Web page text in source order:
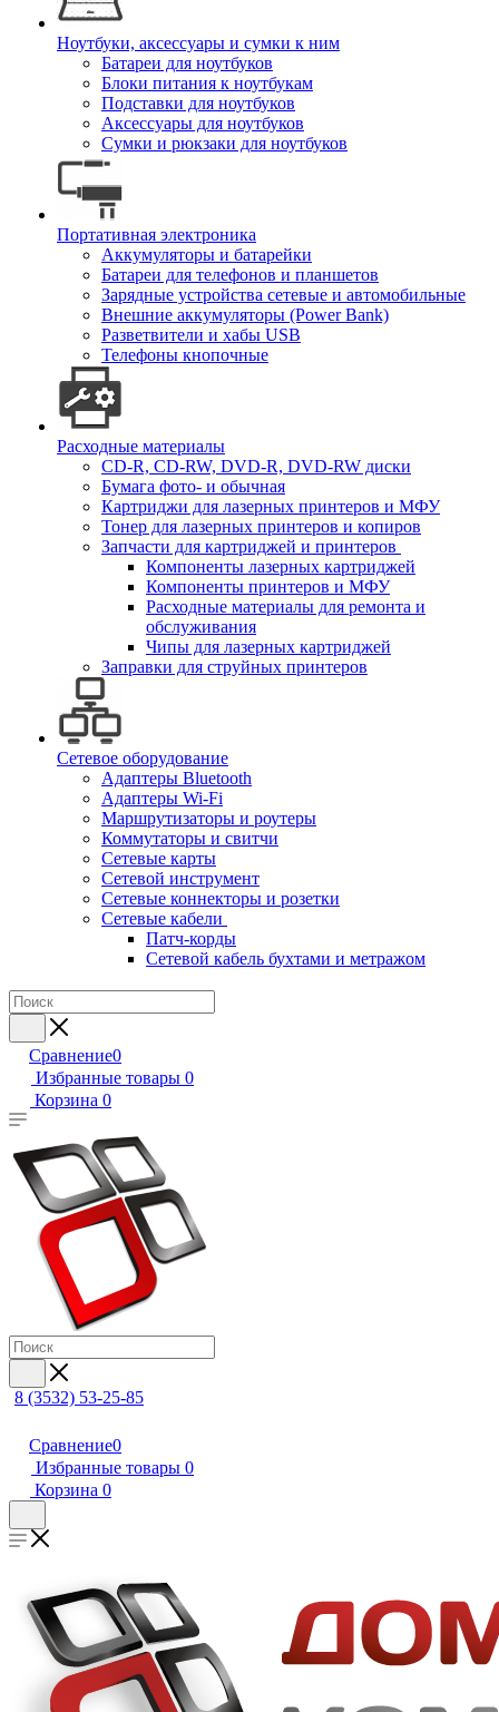
Ноутбуки, аксессуары и сумки к ним
Батареи для ноутбуков
Блоки питания к ноутбукам
Подставки для ноутбуков
Аксессуары для ноутбуков
Сумки и рюкзаки для ноутбуков
Портативная электроника
Аккумуляторы и батарейки
Батареи для телефонов и планшетов
Зарядные устройства сетевые и автомобильные
Внешние аккумуляторы (Power Bank)
Разветвители и хабы USB
Телефоны кнопочные
Расходные материалы
CD-R, CD-RW, DVD-R, DVD-RW диски
Бумага фото- и обычная
Картриджи для лазерных принтеров и МФУ
Тонер для лазерных принтеров и копиров
Запчасти для картриджей и принтеров
Компоненты лазерных картриджей
Компоненты принтеров и МФУ
Расходные материалы для ремонта и
обслуживания
Чипы для лазерных картриджей
Заправки для струйных принтеров
Сетевое оборудование
Адаптеры Bluetooth
Адаптеры Wi-Fi
Маршрутизаторы и роутеры
Коммутаторы и свитчи
Сетевые карты
Сетевой инструмент
Сетевые коннекторы и розетки
Сетевые кабели
Патч-корды
Сетевой кабель бухтами и метражом
Сравнение0
Избранные товары 0
Корзина 0
8 (3532) 53-25-85
Сравнение0
Избранные товары 0
Корзина 0